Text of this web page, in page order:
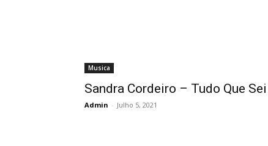
Musica
Sandra Cordeiro – Tudo Que Sei
Admin - Julho 5, 2021